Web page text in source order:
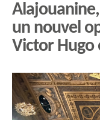
un nouvel
Victor Hugo